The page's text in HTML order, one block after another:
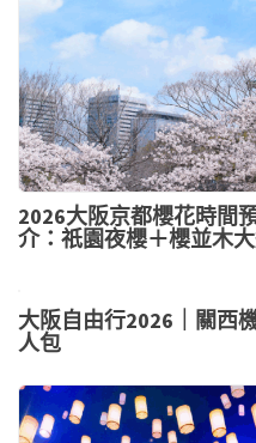
2026大阪京都櫻花時間
介：祇園夜櫻＋櫻並木
大阪自由行2026｜關西
人包